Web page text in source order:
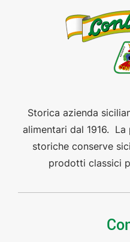
Storica azienda
alimentari dal 1916.
storiche conserve
prodotti classici